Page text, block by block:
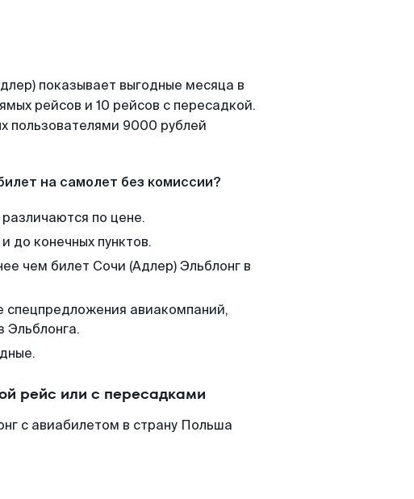
показывает выгодные месяца в
рейсов и 10 рейсов с пересадкой.
пользователями 9000 рублей
на самолет без комиссии?
по цене.
до конечных пунктов.
чем билет Сочи (Адлер) Эльблонг в
авиакомпаний,
Эльблонга.
рейс или с пересадками
с авиабилетом в страну Польша